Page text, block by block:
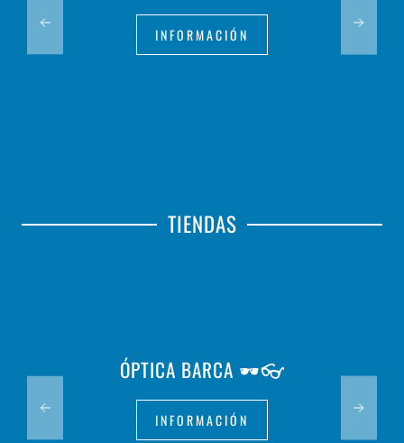
INFORMACIÓN
TIENDAS
ÓPTICA BARCA 🕶️👓
INFORMACIÓN